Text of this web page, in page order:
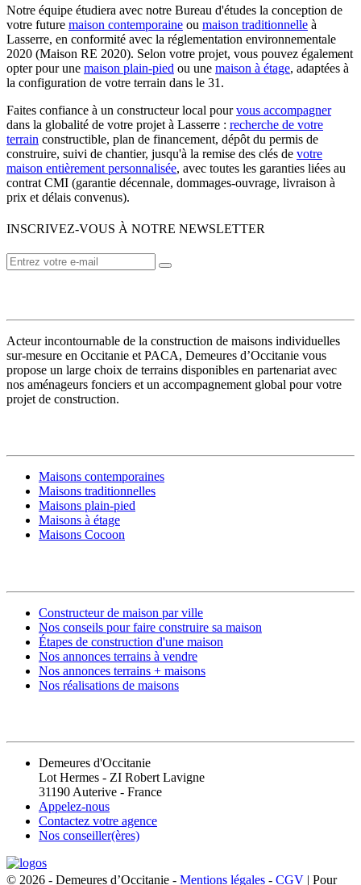
Notre équipe étudiera avec notre Bureau d'études la conception de
votre future maison contemporaine ou maison traditionnelle à
Lasserre, en conformité avec la réglementation environnementale
2020 (Maison RE 2020). Selon votre projet, vous pouvez également
opter pour une maison plain-pied ou une maison à étage, adaptées à
la configuration de votre terrain dans le 31.
Faites confiance à un constructeur local pourvous accompagner
dans la globalité de votre projet à Lasserre : recherche de votre
terrain constructible, plan de financement, dépôt du permis de
construire, suivi de chantier, jusqu'à la remise des clés de votre
maison entièrement personnalisée, avec toutes les garanties liées au
contrat CMI (garantie décennale, dommages-ouvrage, livraison à
prix et délais convenus).
INSCRIVEZ-VOUS À NOTRE NEWSLETTER
Acteur incontournable de la construction de maisons individuelles
sur-mesure en Occitanie et PACA, Demeures d’Occitanie vous
propose un large choix de terrains disponibles en partenariat avec
nos aménageurs fonciers et un accompagnement global pour votre
projet de construction.
Maisons contemporaines
Maisons traditionnelles
Maisons plain-pied
Maisons à étage
Maisons Cocoon
Constructeur de maison par ville
Nos conseils pour faire construire sa maison
Étapes de construction d'une maison
Nos annonces terrains à vendre
Nos annonces terrains + maisons
Nos réalisations de maisons
Demeures d'Occitanie
Lot Hermes - ZI Robert Lavigne
31190 Auterive - France
Appelez-nous
Contactez votre agence
Nos conseiller(ères)
© 2026 - Demeures d’Occitanie - Mentions légales - CGV | Pour